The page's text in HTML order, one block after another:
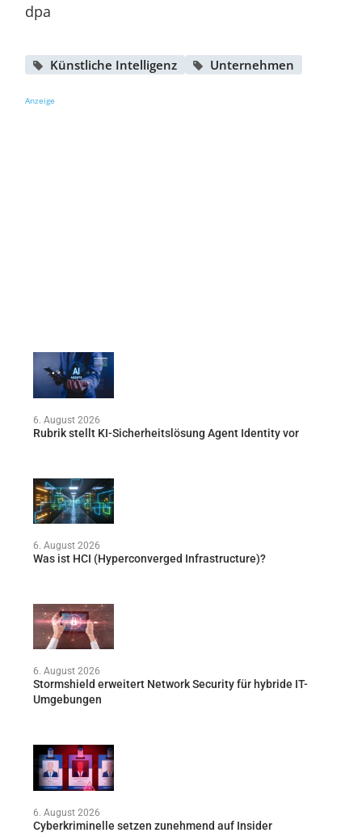
dpa
Künstliche Intelligenz Unternehmen
Anzeige
6. August 2026
Rubrik stellt KI-Sicherheitslösung Agent Identity vor
6. August 2026
Was ist HCI (Hyperconverged Infrastructure)?
6. August 2026
Stormshield erweitert Network Security für hybride IT-
Umgebungen
6. August 2026
Cyberkriminelle setzen zunehmend auf Insider